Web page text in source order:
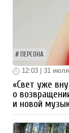
ПЕРСОНА
12:03 | 31 июля
«Свет уже
о
и новой